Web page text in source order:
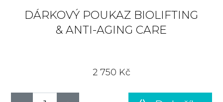
DÁRKOVÝ POUKAZ BIOLIFTING
& ANTI-AGING CARE
2 750 Kč